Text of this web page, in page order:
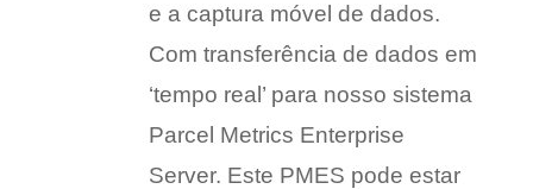
e a captura móvel de dados.
Com transferência de dados em
‘tempo real’ para nosso sistema
Parcel Metrics Enterprise
Server. Este PMES pode estar